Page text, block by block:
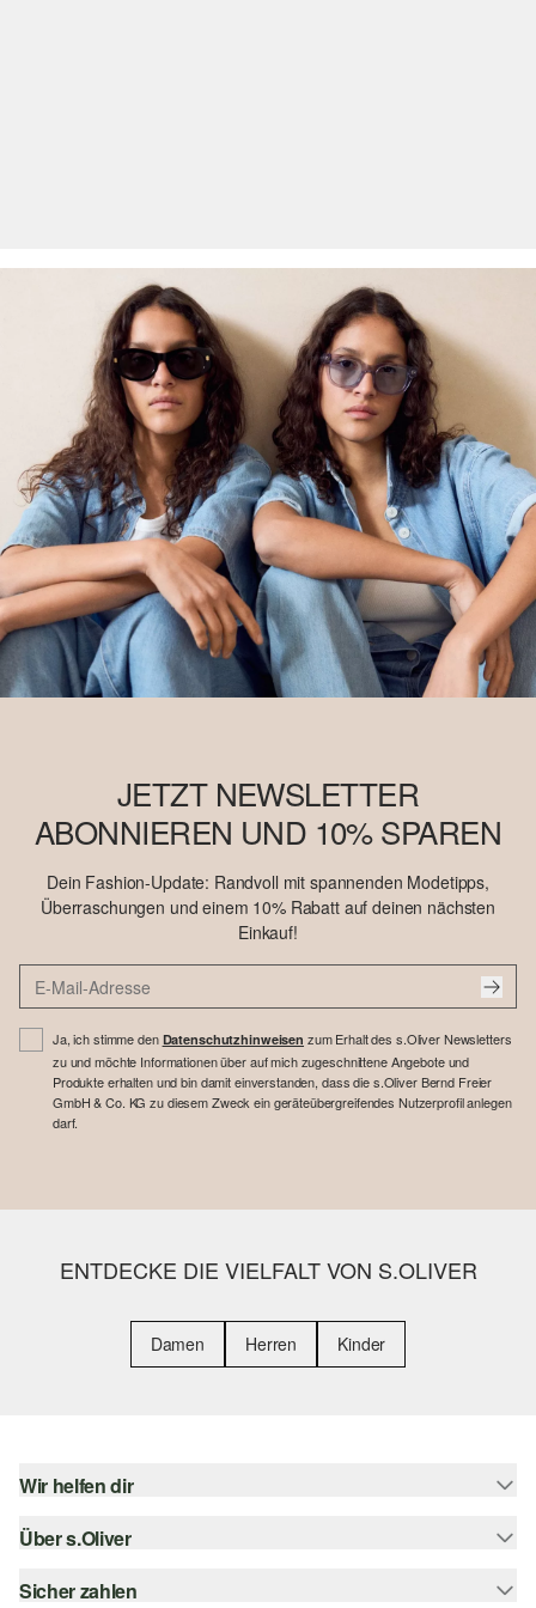
JETZT NEWSLETTER
ABONNIEREN UND 10% SPAREN
Dein Fashion-Update: Randvoll mit spannenden Modetipps,
Überraschungen und einem 10% Rabatt auf deinen nächsten
Einkauf!
Ja, ich stimme den Datenschutzhinweisen zum Erhalt des s.Oliver Newsletters
zu und möchte Informationen über auf mich zugeschnittene Angebote und
Produkte erhalten und bin damit einverstanden, dass die s.Oliver Bernd Freier
GmbH & Co. KG zu diesem Zweck ein geräteübergreifendes Nutzerprofil anlegen
darf.
ENTDECKE DIE VIELFALT VON S.OLIVER
Damen Herren Kinder
Wir helfen dir
Hilfe & FAQ
Größenberatung
Über s.Oliver
Newsletter
Sicher zahlen